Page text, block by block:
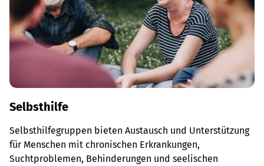
Selbsthilfe
Selbsthilfegruppen bieten Austausch und Unterstützung
für Menschen mit chronischen Erkrankungen,
Suchtproblemen, Behinderungen und seelischen